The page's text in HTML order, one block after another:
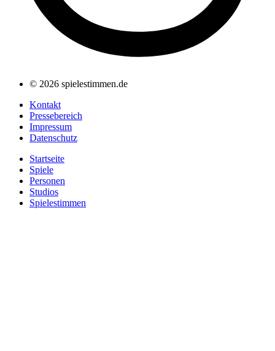
© 2026 spielestimmen.de
Kontakt
Pressebereich
Impressum
Datenschutz
Startseite
Spiele
Personen
Studios
Spielestimmen